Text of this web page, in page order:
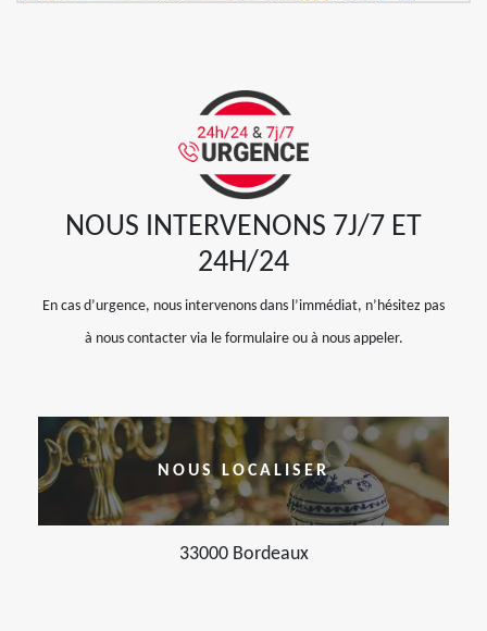
NOUS INTERVENONS 7J/7 ET
24H/24
En cas d’urgence, nous intervenons dans l’immédiat, n’hésitez pas
à nous contacter via le formulaire ou à nous appeler.
NOUS LOCALISER
33000 Bordeaux